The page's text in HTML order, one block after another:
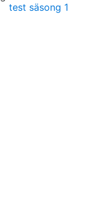
test säsong 1